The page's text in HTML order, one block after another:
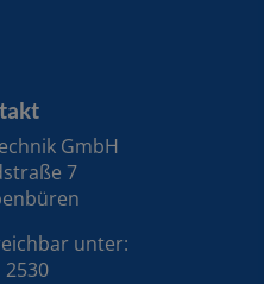
UND
GmbH
7
unter:
2530